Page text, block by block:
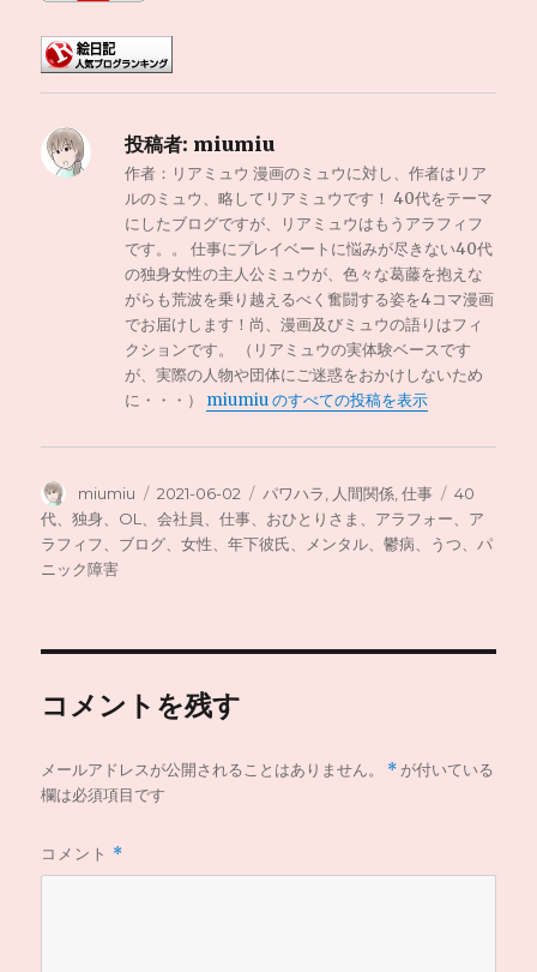
投稿者: miumiu
作者：リアミュウ 漫画のミュウに対し、作者はリア
ルのミュウ、略してリアミュウです！ 40代をテーマ
にしたブログですが、リアミュウはもうアラフィフ
です。。 仕事にプレイベートに悩みが尽きない40代
の独身女性の主人公ミュウが、色々な葛藤を抱えな
がらも荒波を乗り越えるべく奮闘する姿を4コマ漫画
でお届けします！尚、漫画及びミュウの語りはフィ
クションです。 （リアミュウの実体験ベースです
が、実際の人物や団体にご迷惑をおかけしないため
に・・・） miumiu のすべての投稿を表示
投
稿
者
miumiu
投
稿
日:
2021-06-02
カ
テ
ゴ
パワハラ, 人間関係,仕事
タ
40
代、独身、OL、会社員、仕事、おひとりさま、アラフォー、ア
ラフィフ、ブログ、女性、年下彼氏、メンタル、鬱病、うつ、パ
ニック障害
コメントを残す
メールアドレスが公開されることはありません。 *が付いている
欄は必須項目です
コメント *